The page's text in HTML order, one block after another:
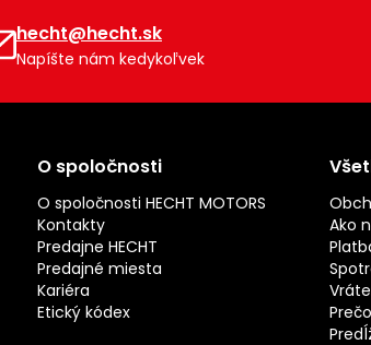
hecht@hecht.sk
Napíšte nám kedykoľvek
O spoločnosti
O spoločnosti HECHT MOTORS
Kontakty
Predajne HECHT
Predajné miesta
Kariéra
Etický kódex
Ako